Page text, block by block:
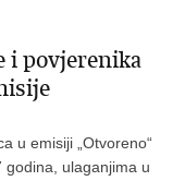
i povjerenika
u emisiji „Otvoreno“
ulaganjima u